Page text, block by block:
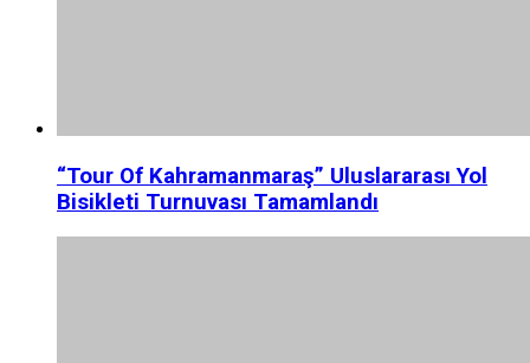
“Tour Of Kahramanmaraş” Uluslararası Yol
Bisikleti Turnuvası Tamamlandı